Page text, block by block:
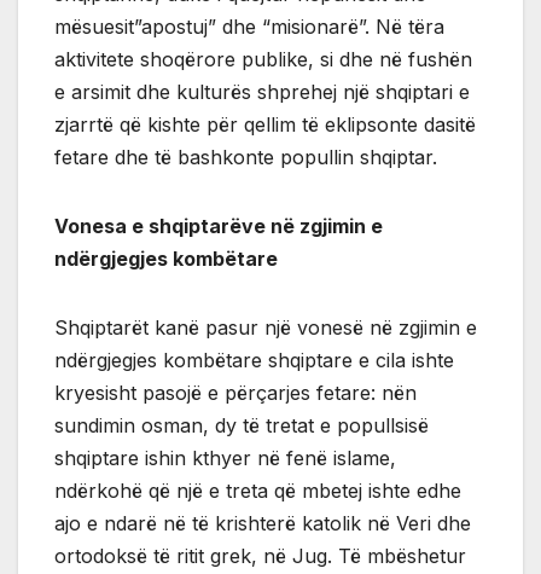
mësuesit”apostuj” dhe “misionarë”. Në tëra
aktivitete shoqërore publike, si dhe në fushën
e arsimit dhe kulturës shprehej një shqiptari e
zjarrtë që kishte për qellim të eklipsonte dasitë
fetare dhe të bashkonte popullin shqiptar.
Vonesa e shqiptarëve në zgjimin e
ndërgjegjes kombëtare
Shqiptarët kanë pasur një vonesë në zgjimin e
ndërgjegjes kombëtare shqiptare e cila ishte
kryesisht pasojë e përçarjes fetare: nën
sundimin osman, dy të tretat e popullsisë
shqiptare ishin kthyer në fenë islame,
ndërkohë që një e treta që mbetej ishte edhe
ajo e ndarë në të krishterë katolik në Veri dhe
ortodoksë të ritit grek, në Jug. Të mbëshetur